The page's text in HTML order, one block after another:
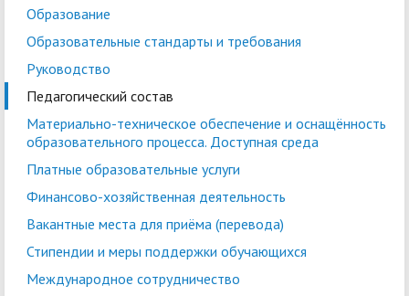
Образование
Образовательные стандарты и требования
Руководство
Педагогический состав
Материально-техническое обеспечение и оснащённость
образовательного процесса. Доступная среда
Платные образовательные услуги
Финансово-хозяйственная деятельность
Вакантные места для приёма (перевода)
Стипендии и меры поддержки обучающихся
Международное сотрудничество